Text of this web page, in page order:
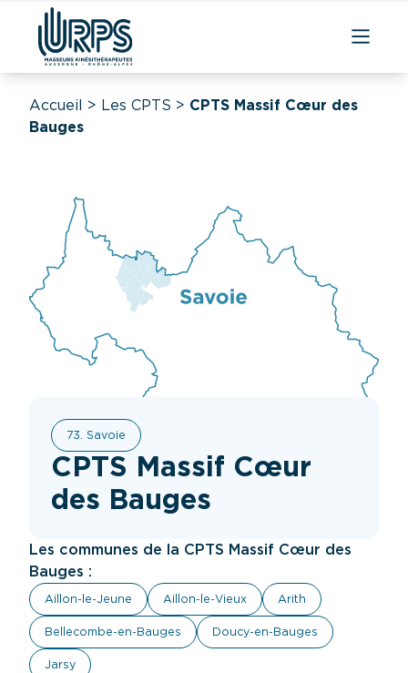
Accueil > Les CPTS > CPTS Massif Cœur des
Bauges
73. Savoie
CPTS Massif Cœur
des Bauges
Les communes de la CPTS Massif Cœur des
Bauges :
Aillon-le-Jeune Aillon-le-Vieux Arith
Bellecombe-en-Bauges Doucy-en-Bauges
Jarsy